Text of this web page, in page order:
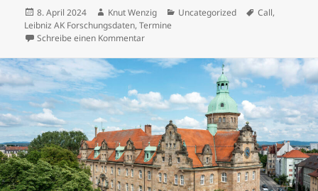
Veröffentlicht
am
8. April 2024 Autor
Knut Wenzig Kategorien
Uncategorized Schlagwörter
Call,
Leibniz AK Forschungsdaten,Termine
Schreibe einen Kommentarzu Treffens des Hands-on-Datenpersonals